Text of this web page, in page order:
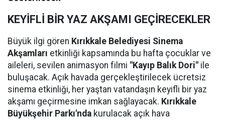
KEYİFLİ BİR YAZ AKŞAMI GEÇİRECEKLER
Büyük ilgi gören Kırıkkale Belediyesi Sinema
Akşamları etkinliği kapsamında bu hafta çocuklar ve
aileleri, sevilen animasyon filmi "Kayıp Balık Dori" ile
buluşacak. Açık havada gerçekleştirilecek ücretsiz
sinema etkinliği, her yaştan vatandaşın keyifli bir yaz
akşamı geçirmesine imkan sağlayacak. Kırıkkale
Büyükşehir Parkı'nda kurulacak açık hava